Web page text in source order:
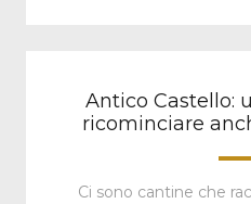
Antico Castello:
ricominciare
Ci sono cantine che